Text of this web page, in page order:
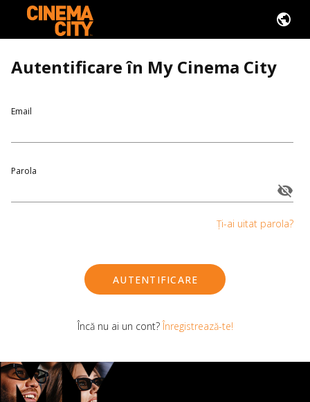
Autentificare în My Cinema City
Email
Parola
Ți-ai uitat parola?
AUTENTIFICARE
Încă nu ai un cont?Înregistrează-te!